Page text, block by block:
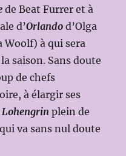
de Beat Furrer et à
d’Orlando d’Olga
Woolf) à qui sera
saison. Sans doute
de chefs
à élargir ses
Lohengrin plein de
va sans nul doute